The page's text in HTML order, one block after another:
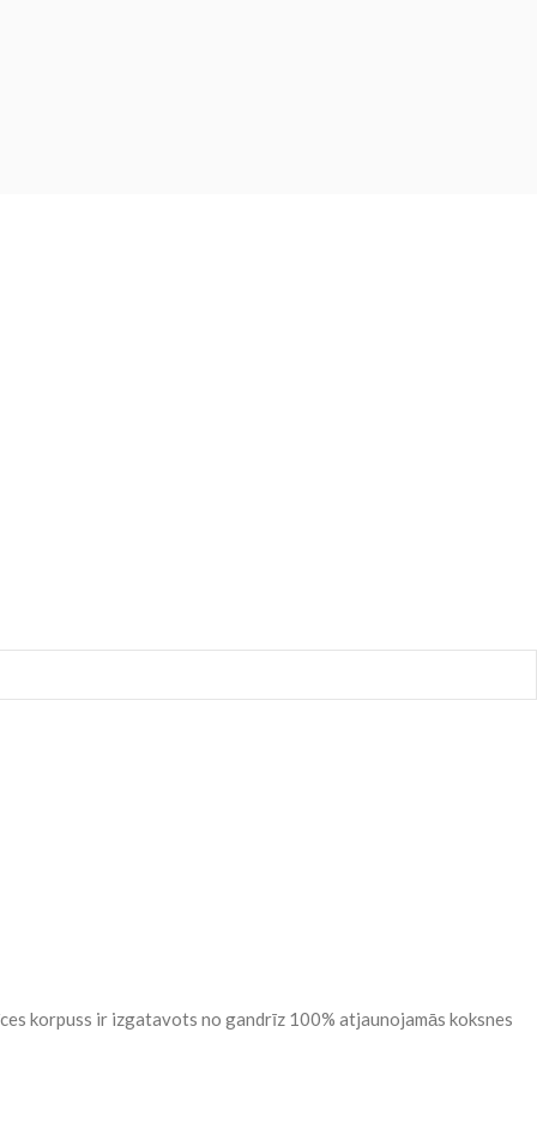
korpuss ir izgatavots no gandrīz 100% atjaunojamās koksnes